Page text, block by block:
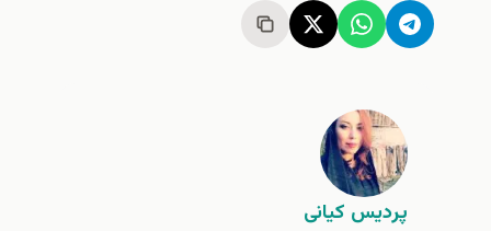
پردیس کیانی